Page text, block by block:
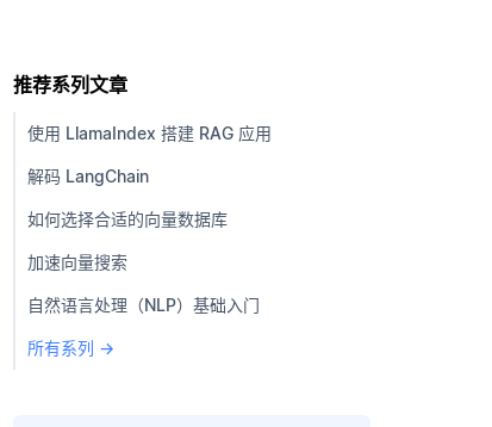
推荐系列文章
使用 LlamaIndex 搭建 RAG 应用
解码 LangChain
如何选择合适的向量数据库
加速向量搜索
自然语言处理（NLP）基础入门
所有系列 →